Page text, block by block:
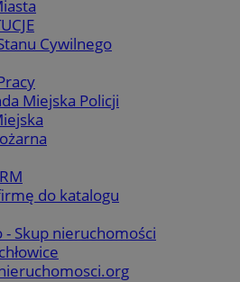
Cywilnego
Miejska Policji
do katalogu
- Skup nieruchomości